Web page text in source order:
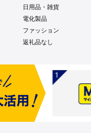
日用品・雑貨
電化製品
ファッション
返礼品なし